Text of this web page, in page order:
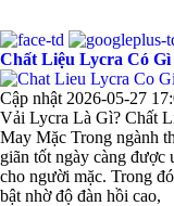
Chất Liệu Lycra Có
Cập nhật 2026-05-27
Vải Lycra Là Gì? Chất
May Mặc Trong ngành
giãn tốt ngày càng được
cho người mặc. Trong
bật nhờ độ đàn hồi cao,